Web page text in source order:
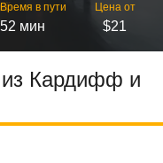
Время в пути
52 мин
Цена от
$21
Кардифф и